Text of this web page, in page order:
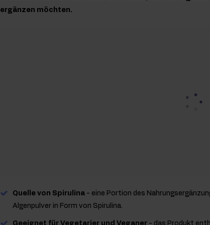
ergänzen möchten.
Quelle von Spirulina - eine Portion des
Algenpulver in Form von Spirulina.